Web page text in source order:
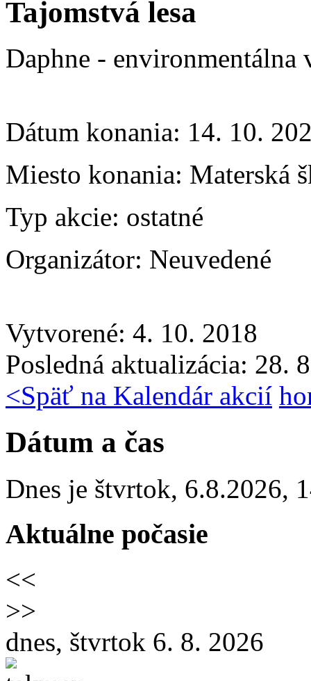
Tajomstvá lesa
Daphne - environmentálna
Dátum konania: 14. 10.
Miesto konania: Materská
Typ akcie: ostatné
Organizátor: Neuvedené
Vytvorené: 4. 10. 2018
Posledná aktualizácia: 28.
<Späť na Kalendár akcií
Dátum a čas
Dnes je štvrtok, 6.8.2026,
Aktuálne počasie
<<
>>
dnes, štvrtok 6. 8. 2026